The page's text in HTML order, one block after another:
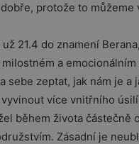
protože to můžeme
21.4 do znamení
a
sebe zeptat, jak nám je
více vnitřního
během života částečně
Zásadní je